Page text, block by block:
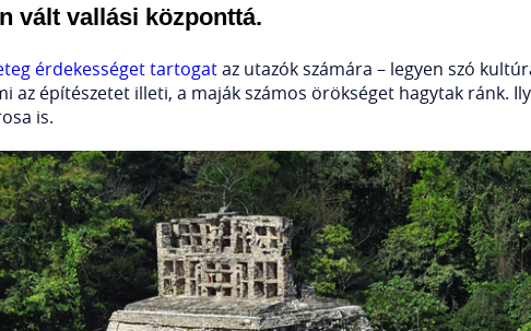
vált vallási központtá.
érdekességet tartogataz utazók számára – legyen szó
az építészetet illeti, a maják számos örökséget hagytak ránk.
is.